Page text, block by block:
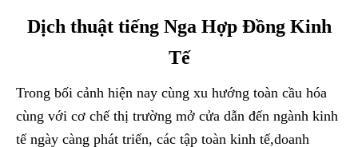
Dịch thuật tiếng Nga Hợp Đồng Kinh
Tế
Trong bối cảnh hiện nay cùng xu hướng toàn cầu hóa
cùng với cơ chế thị trường mở cửa dẫn đến ngành kinh
tế ngày càng phát triển, các tập toàn kinh tế,doanh